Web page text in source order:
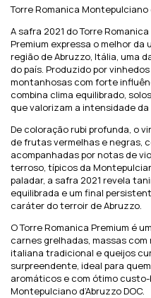
Torre Romanica Montepulciano
A safra 2021 do Torre
Premium expressa o melhor
região de Abruzzo, Itália, uma
do país. Produzido por
montanhosas com forte
combina clima equilibrado,
que valorizam a intensidade
De coloração rubi profunda, o
de frutas vermelhas e negras,
acompanhadas por notas de
terroso, típicos da
paladar, a safra 2021 revela
equilibrada e um final
caráter do terroir de Abruzzo.
O Torre Romanica Premium é
carnes grelhadas, massas
italiana tradicional e queijos
surpreendente, ideal para
aromáticos e com ótimo
Montepulciano d’Abruzzo DOC.